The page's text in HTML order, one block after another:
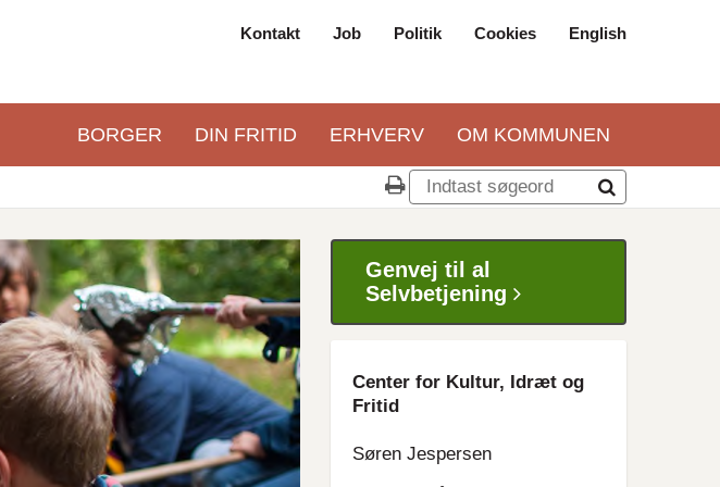
navigation
Kontakt Job Politik Cookies English
Primær
BORGER DIN FRITID ERHVERV OM KOMMUNEN
Genvej til al
Selvbetjening
Center for Kultur, Idræt og
Fritid
Søren Jespersen